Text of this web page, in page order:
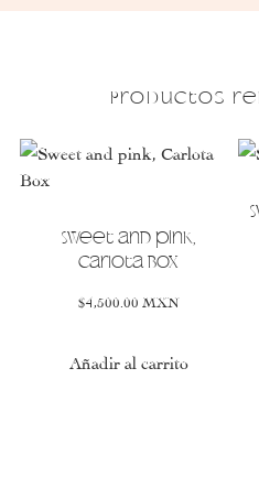
Productos
Sweet and pink,
Carlota Box
$4,500.00 MXN
Añadir al carrito
Este
producto
múltiples
variantes.
opciones
pueden